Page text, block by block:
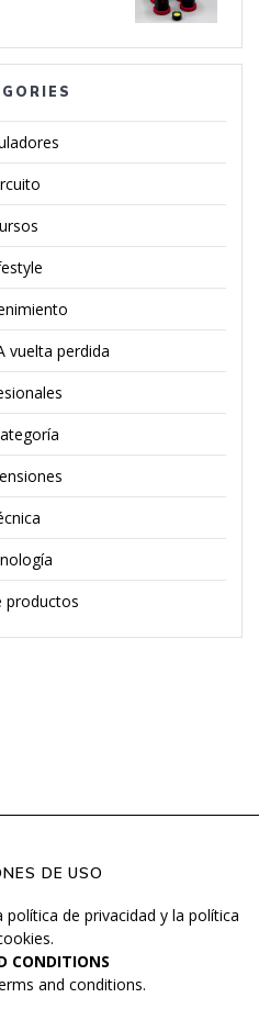
vuelta perdida
productos
DE USO
de privacidad y la política
CONDITIONS
and conditions.